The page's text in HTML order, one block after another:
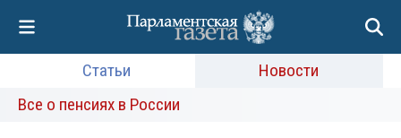
Статьи
Новости
Все о пенсиях в России